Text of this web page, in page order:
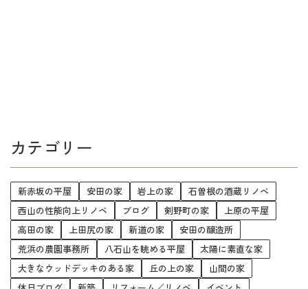
カテゴリー
新赤坂の平屋 安田の家 岩上の家
石曽根の酒蔵リノベ
西山の性能向上リノベ
ブログ 剣野町の家
上原の平屋
高田の家
上田尻の家 新道の家
安田の醸造所
荒浜の農園事務所
八石山を眺める平屋
太陽に素直な家
大きなウッドデッキのある家
丘の上の家
山間の家